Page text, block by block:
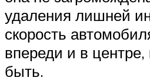
удаления лишней
скорость
впереди и в
быть.